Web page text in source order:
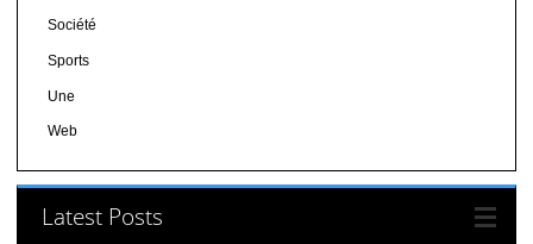
Société
Sports
Une
Web
Latest Posts